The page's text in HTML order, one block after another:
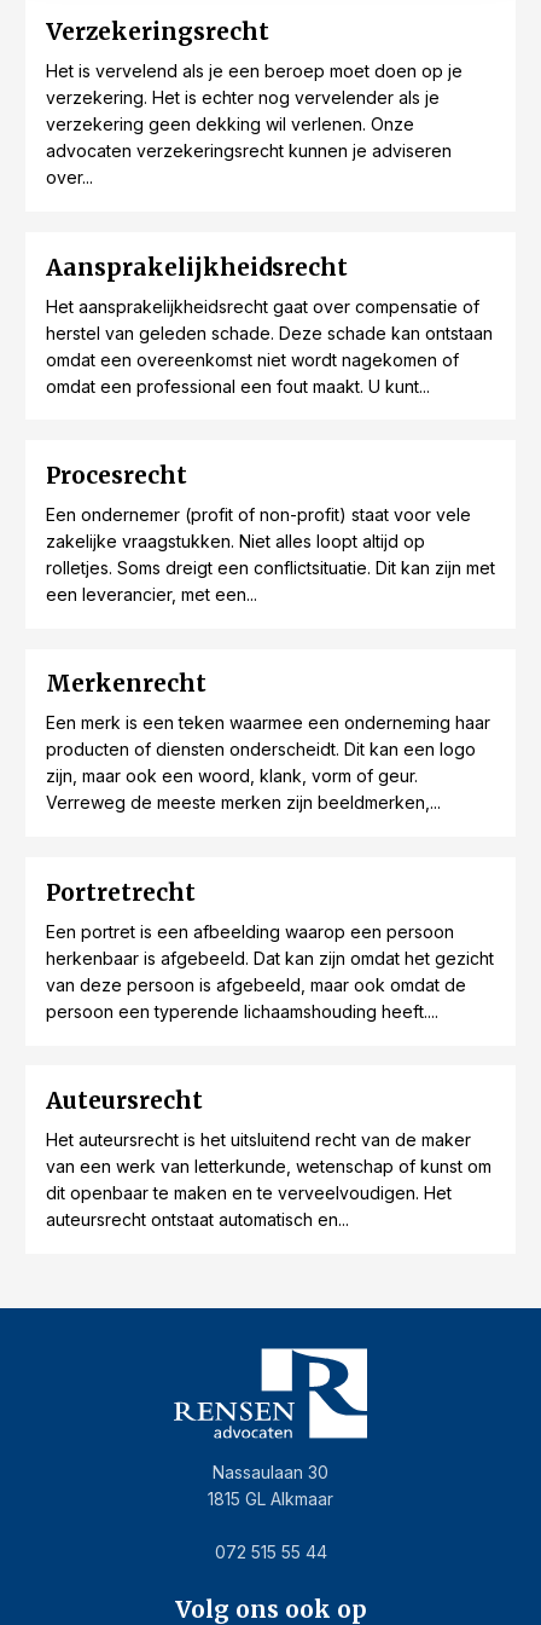
Verzekeringsrecht
Het is vervelend als je een beroep moet doen op je
verzekering. Het is echter nog vervelender als je
verzekering geen dekking wil verlenen. Onze
advocaten verzekeringsrecht kunnen je adviseren
over...
Aansprakelijkheidsrecht
Het aansprakelijkheidsrecht gaat over compensatie of
herstel van geleden schade. Deze schade kan ontstaan
omdat een overeenkomst niet wordt nagekomen of
omdat een professional een fout maakt. U kunt...
Procesrecht
Een ondernemer (profit of non-profit) staat voor vele
zakelijke vraagstukken. Niet alles loopt altijd op
rolletjes. Soms dreigt een conflictsituatie. Dit kan zijn met
een leverancier, met een...
Merkenrecht
Een merk is een teken waarmee een onderneming haar
producten of diensten onderscheidt. Dit kan een logo
zijn, maar ook een woord, klank, vorm of geur.
Verreweg de meeste merken zijn beeldmerken,...
Portretrecht
Een portret is een afbeelding waarop een persoon
herkenbaar is afgebeeld. Dat kan zijn omdat het gezicht
van deze persoon is afgebeeld, maar ook omdat de
persoon een typerende lichaamshouding heeft....
Auteursrecht
Het auteursrecht is het uitsluitend recht van de maker
van een werk van letterkunde, wetenschap of kunst om
dit openbaar te maken en te verveelvoudigen. Het
auteursrecht ontstaat automatisch en...
Nassaulaan 30
1815 GL Alkmaar
072 515 55 44
Volg ons ook op